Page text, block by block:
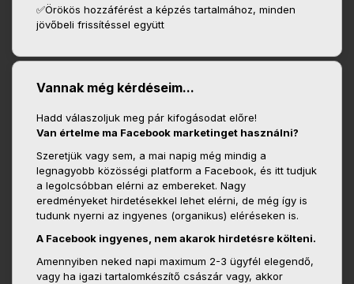
✅Örökös hozzáférést a képzés tartalmához, minden
jövőbeli frissítéssel együtt
Vannak még kérdéseim...
Hadd válaszoljuk meg pár kifogásodat előre!
Van értelme ma Facebook marketinget használni?
Szeretjük vagy sem, a mai napig még mindig a
legnagyobb közösségi platform a Facebook, és itt tudjuk
a legolcsóbban elérni az embereket. Nagy
eredményeket hirdetésekkel lehet elérni, de még így is
tudunk nyerni az ingyenes (organikus) eléréseken is.
A Facebook ingyenes, nem akarok hirdetésre költeni.
Amennyiben neked napi maximum 2-3 ügyfél elegendő,
vagy ha igazi tartalomkészítő császár vagy, akkor